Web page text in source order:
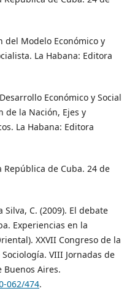
del Modelo Económico y
La Habana: Editora
Económico y Social
de la Nación, Ejes y
La Habana: Editora
República de Cuba. 24 de
C. (2009). El debate
Experiencias en la
XXVII Congreso de la
VIII Jornadas de
Aires.
062/474.